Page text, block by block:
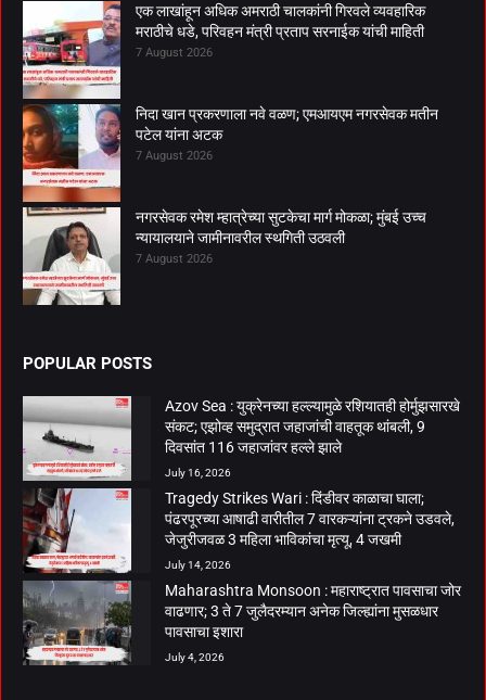
एक लाखांहून अधिक अमराठी चालकांनी गिरवले व्यवहारिक
मराठीचे धडे, परिवहन मंत्री प्रताप सरनाईक यांची माहिती
7 August 2026
निदा खान प्रकरणाला नवे वळण; एमआयएम नगरसेवक मतीन
पटेल यांना अटक
7 August 2026
नगरसेवक रमेश म्हात्रेच्या सुटकेचा मार्ग मोकळा; मुंबई उच्च
न्यायालयाने जामीनावरील स्थगिती उठवली
7 August 2026
POPULAR POSTS
Azov Sea : युक्रेनच्या हल्ल्यामुळे रशियातही होर्मुझसारखे
संकट; एझोव्ह समुद्रात जहाजांची वाहतूक थांबली, 9
दिवसांत 116 जहाजांवर हल्ले झाले
July 16, 2026
Tragedy Strikes Wari : दिंडीवर काळाचा घाला;
पंढरपूरच्या आषाढी वारीतील 7 वारकऱ्यांना ट्रकने उडवले,
जेजुरीजवळ 3 महिला भाविकांचा मृत्यू, 4 जखमी
July 14, 2026
Maharashtra Monsoon : महाराष्ट्रात पावसाचा जोर
वाढणार; 3 ते 7 जुलैदरम्यान अनेक जिल्ह्यांना मुसळधार
पावसाचा इशारा
July 4, 2026